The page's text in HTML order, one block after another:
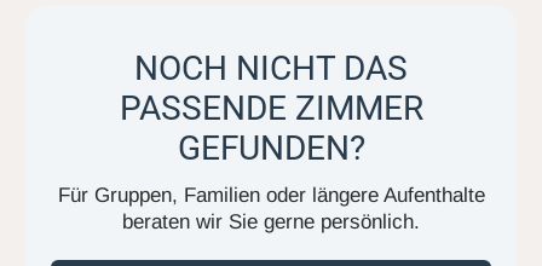
NOCH NICHT DAS
PASSENDE ZIMMER
GEFUNDEN?
Für Gruppen, Familien oder längere Aufenthalte
beraten wir Sie gerne persönlich.